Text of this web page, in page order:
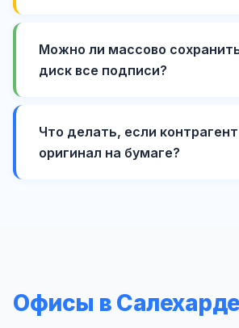
Можно ли массово
диск все подписи?
Что делать, если
оригинал на бумаге?
Офисы в Салехарде